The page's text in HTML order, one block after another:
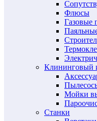
Флюсы
Газовые
Клининговый
Мойки
Станки